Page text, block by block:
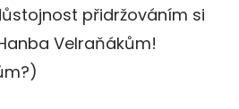
přidržováním si
Velraňákům!